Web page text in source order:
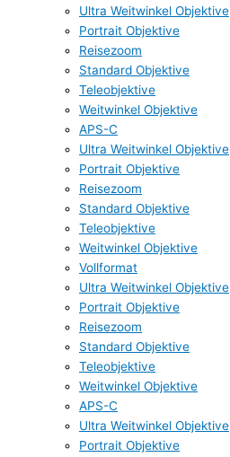
Ultra Weitwinkel Objektive
Portrait Objektive
Reisezoom
Standard Objektive
Teleobjektive
Weitwinkel Objektive
APS-C
Ultra Weitwinkel Objektive
Portrait Objektive
Reisezoom
Standard Objektive
Teleobjektive
Weitwinkel Objektive
Vollformat
Ultra Weitwinkel Objektive
Portrait Objektive
Reisezoom
Standard Objektive
Teleobjektive
Weitwinkel Objektive
APS-C
Ultra Weitwinkel Objektive
Portrait Objektive